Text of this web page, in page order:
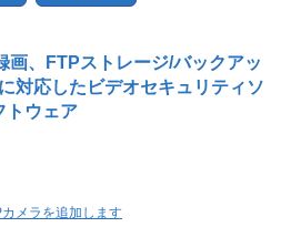
画、FTPストレージ/バックアッ
対応したビデオセキュリティソ
トウェア
メラを追加します